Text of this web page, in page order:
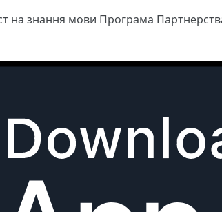
на знання мови Програма